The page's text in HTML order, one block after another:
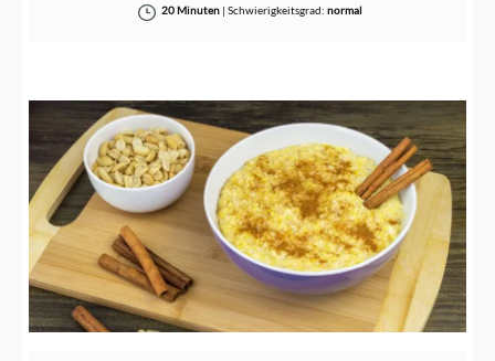
20 Minuten| Schwierigkeitsgrad: normal